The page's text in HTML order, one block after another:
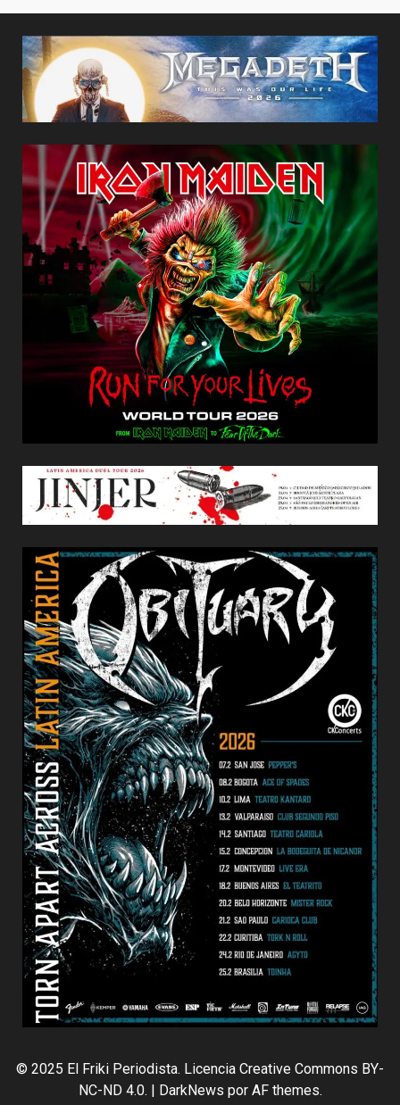
© 2025 El Friki Periodista. Licencia Creative Commons BY-
NC-ND 4.0. | DarkNews por AF themes.